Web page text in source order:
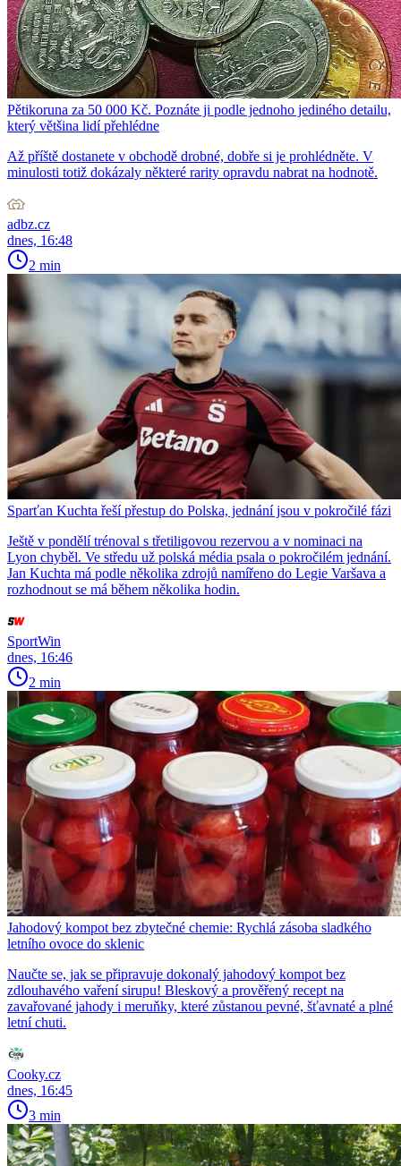
Pětikoruna za 50 000 Kč. Poznáte ji podle jednoho jediného detailu,
který většina lidí přehlédne
Až příště dostanete v obchodě drobné, dobře si je prohlédněte. V
minulosti totiž dokázaly některé rarity opravdu nabrat na hodnotě.
adbz.cz
dnes, 16:48
2 min
Sparťan Kuchta řeší přestup do Polska, jednání jsou v pokročilé fázi
Ještě v pondělí trénoval s třetiligovou rezervou a v nominaci na
Lyon chyběl. Ve středu už polská média psala o pokročilém jednání.
Jan Kuchta má podle několika zdrojů namířeno do Legie Varšava a
rozhodnout se má během několika hodin.
SportWin
dnes, 16:46
2 min
Jahodový kompot bez zbytečné chemie: Rychlá zásoba sladkého
letního ovoce do sklenic
Naučte se, jak se připravuje dokonalý jahodový kompot bez
zdlouhavého vaření sirupu! Bleskový a prověřený recept na
zavařované jahody i meruňky, které zůstanou pevné, šťavnaté a plné
letní chuti.
Cooky.cz
dnes, 16:45
3 min